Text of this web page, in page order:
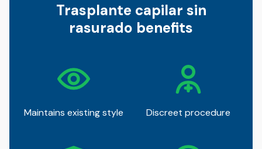
Trasplante capilar sin
rasurado benefits
Maintains existing style Discreet procedure